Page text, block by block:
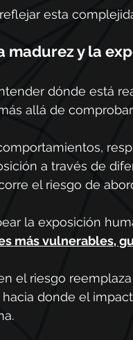
esta
madurez y la
dónde está
allá de
a través de
el riesgo de
la exposición
más vulnerables,
el riesgo
donde el